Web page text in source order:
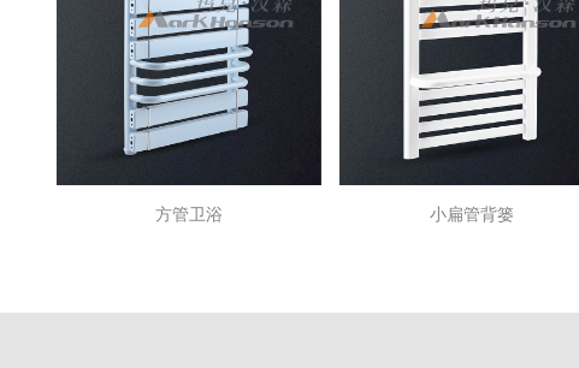
方管卫浴 小扁管背篓